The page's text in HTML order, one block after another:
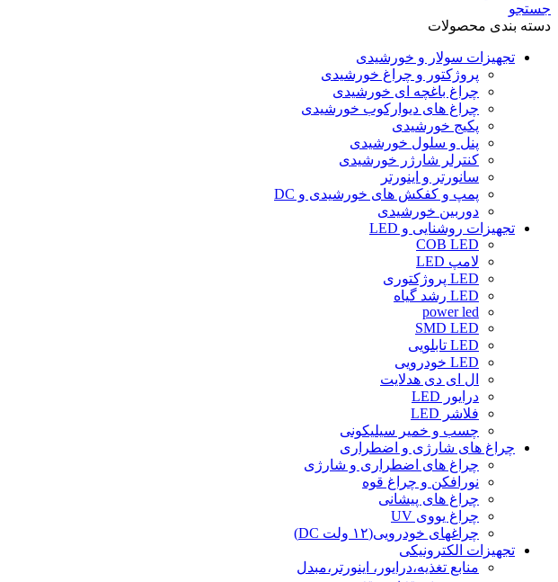
جستجو
دسته بندی محصولات
تجهیزات سولار و خورشیدی
پروژکتور و چراغ خورشیدی
چراغ باغچه ای خورشیدی
چراغ های دیوارکوب خورشیدی
پکیج خورشیدی
پنل و سلول خورشیدی
کنترلر شارژر خورشیدی
سانورتر و اینورتر
پمپ و کفکش های خورشیدی و DC
دوربین خورشیدی
تجهیزات روشنایی و LED
COB LED
لامپ LED
LED پروژکتوری
LED رشد گیاه
power led
SMD LED
LED تابلویی
LED خودرویی
ال ای دی هدلایت
درایور LED
فلاشر LED
چسب و خمیر سیلیکونی
چراغ های شارژی و اضطراری
چراغ های اضطراری و شارژی
نورافکن و چراغ قوه
چراغ های پیشانی
چراغ یووی UV
چراغهای خودرویی(۱۲ ولت DC)
تجهیزات الکترونیکی
منابع تغذیه،درایور، اینورتر،مبدل